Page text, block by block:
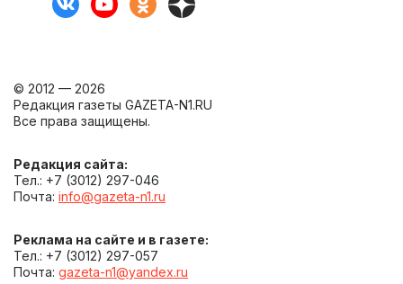
© 2012 — 2026
Редакция газеты GAZETA-N1.RU
Все права защищены.
Редакция сайта:
Тел.: +7 (3012) 297-046
Почта: info@gazeta-n1.ru
Реклама на сайте и в газете:
Тел.: +7 (3012) 297-057
Почта: gazeta-n1@yandex.ru